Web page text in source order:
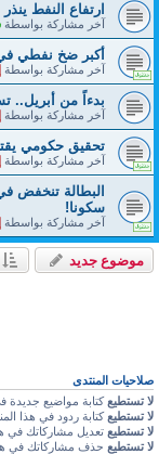
ارتفاع النفط
آخر مشاركة بواسطة
أكبر ضخ نفطي في التاريخ: 400 مليون
آخر مشاركة بواسطة
بدءاً من أبريل..
آخر مشاركة بواسطة
تحقيق حكومي
آخر مشاركة بواسطة
البطالة تنخفض
سكونا!
آخر مشاركة بواسطة
موضوع جديد
صلاحيات المنتدى
لا تستطيعكتابة مواضيع جديدة
لا تستطيعكتابة ردود في هذا
لا تستطيعتعديل مشاركاتك في
لا تستطيعحذف مشاركاتك في